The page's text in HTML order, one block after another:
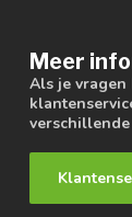
Meer
Als je vragen